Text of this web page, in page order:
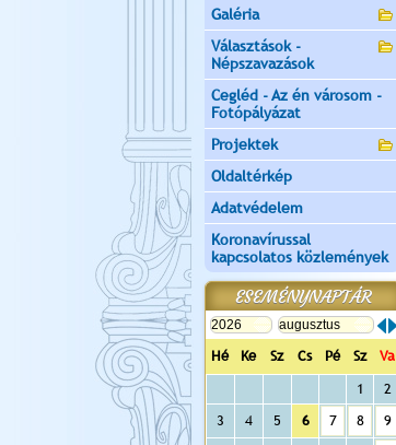
Galéria
Választások -
Népszavazások
Cegléd - Az én városom -
Fotópályázat
Projektek
Oldaltérkép
Adatvédelem
Koronavírussal
kapcsolatos közlemények
ESEMÉNYNAPTÁR
Hé Ke Sz Cs Pé Sz
Va
1
2
3
4 5 6 7 8 9